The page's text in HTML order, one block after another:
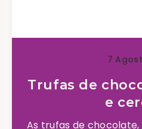
7
Trufas de
e
As trufas de chocolate,